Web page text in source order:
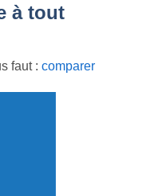
à tout
faut : comparer